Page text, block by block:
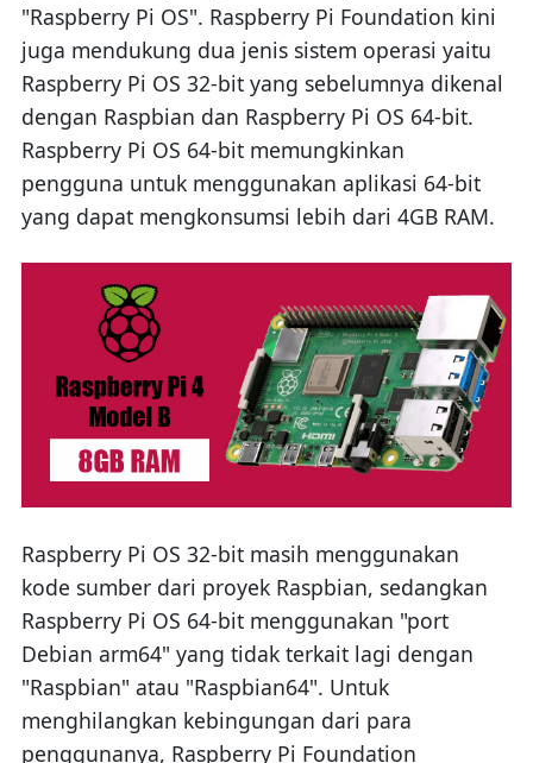
"Raspberry Pi OS". Raspberry Pi Foundation kini
juga mendukung dua jenis sistem operasi yaitu
Raspberry Pi OS 32-bit yang sebelumnya dikenal
dengan Raspbian dan Raspberry Pi OS 64-bit.
Raspberry Pi OS 64-bit memungkinkan
pengguna untuk menggunakan aplikasi 64-bit
yang dapat mengkonsumsi lebih dari 4GB RAM.
Raspberry Pi OS 32-bit masih menggunakan
kode sumber dari proyek Raspbian, sedangkan
Raspberry Pi OS 64-bit menggunakan "port
Debian arm64" yang tidak terkait lagi dengan
"Raspbian" atau "Raspbian64". Untuk
menghilangkan kebingungan dari para
penggunanya, Raspberry Pi Foundation